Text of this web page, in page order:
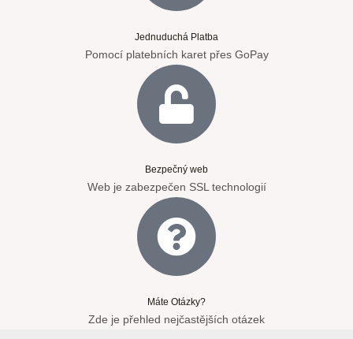
Jednuduchá Platba
Pomocí platebních karet přes GoPay
Bezpečný web
Web je zabezpečen SSL technologií
Máte Otázky?
Zde je přehled nejčastějších otázek